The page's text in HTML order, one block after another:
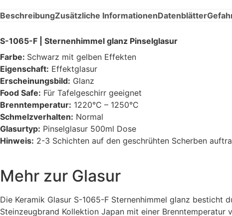
BeschreibungZusätzliche InformationenDatenblätter
S-1065-F | Sternenhimmel glanz Pinselglasur
Farbe: Schwarz mit gelben Effekten
Eigenschaft: Effektglasur
Erscheinungsbild: Glanz
Food Safe: Für Tafelgeschirr geeignet
Brenntemperatur: 1220°C – 1250°C
Schmelzverhalten: Normal
Glasurtyp: Pinselglasur 500ml Dose
Hinweis: 2-3 Schichten auf den geschrühten Scherben
Mehr zur Glasur
Die Keramik Glasur S-1065-F Sternenhimmel glanz besticht
Steinzeugbrand Kollektion Japan mit einer Brenntemperatur